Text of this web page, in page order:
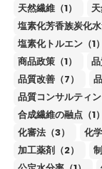
天然繊維（1）
塩素化芳香族炭化水
塩素化トルエン（1）
商品政策（1）
品
品質改善（7）
品質コンサルティン
合成繊維の融点（1）
化審法（3）
化
加工薬剤（2）